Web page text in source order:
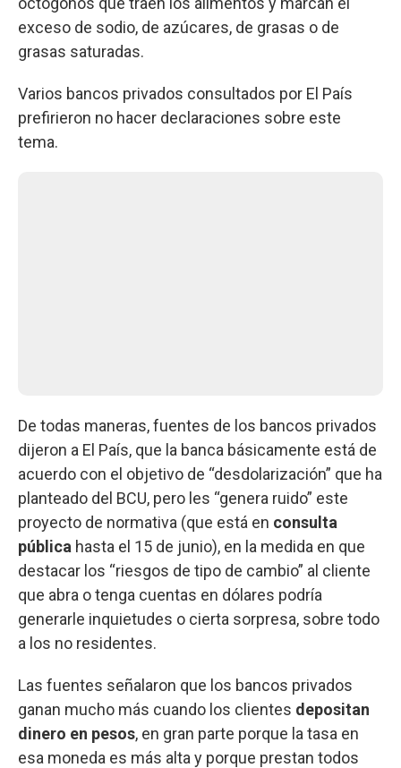
exceso de sodio, de azúcares, de grasas o de
grasas saturadas.
Varios bancos privados consultados por El País
prefirieron no hacer declaraciones sobre este
tema.
De todas maneras, fuentes de los bancos privados
dijeron a El País, que la banca básicamente está de
acuerdo con el objetivo de “desdolarización” que ha
planteado del BCU, pero les “genera ruido” este
proyecto de normativa (que está en consulta
pública hasta el 15 de junio), en la medida en que
destacar los “riesgos de tipo de cambio” al cliente
que abra o tenga cuentas en dólares podría
generarle inquietudes o cierta sorpresa, sobre todo
a los no residentes.
Las fuentes señalaron que los bancos privados
ganan mucho más cuando los clientes depositan
dinero en pesos, en gran parte porque la tasa en
esa moneda es más alta y porque prestan todos